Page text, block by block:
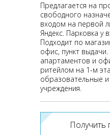
Предлагается на
свободного
входом на первой
Яндекс. Парковка у
Подходит по
офис, пункт
апартаментов и
ритейлом на 1-м
образовательные
учреждения.
Получить